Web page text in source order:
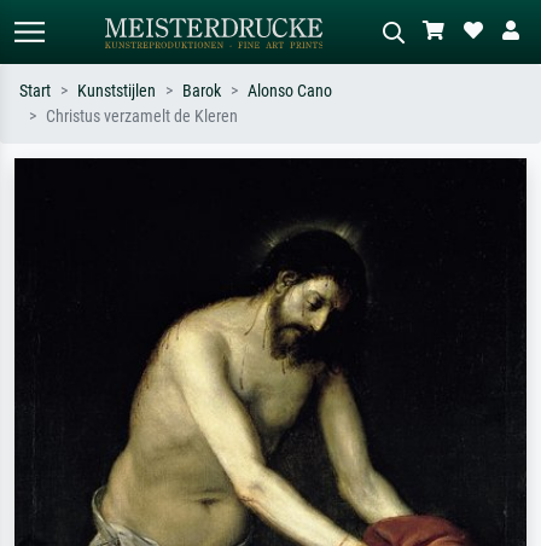
olieverfschilderij, staand naakt naast
Start Kunststijlen Barok
Alonso Cano
Christus verzamelt de Kleren